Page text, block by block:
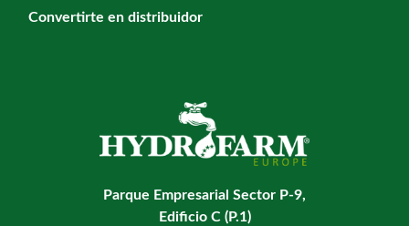
Convertirte en distribuidor
Parque Empresarial Sector P-9,
Edificio C (P.1)